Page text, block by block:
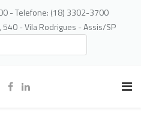
- Telefone: (18) 3302-3700
540 - Vila Rodrigues - Assis/SP